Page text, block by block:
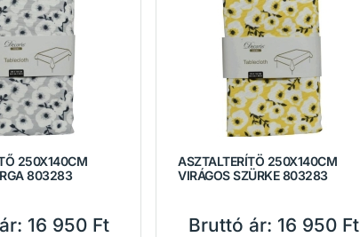
250X140CM
803283
16 950 Ft
ASZTALTERÍTÖ 250X140CM
VIRÁGOS SZÜRKE 803283
Bruttó ár: 16 950 Ft